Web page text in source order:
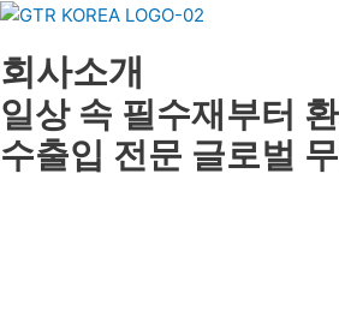
콘
츠
로
건
너
회사소개
일상 속 필수재부터
수출입 전문 글로벌